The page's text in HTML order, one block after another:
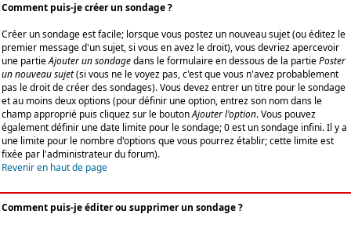
Comment puis-je créer un sondage ?
Créer un sondage est facile; lorsque vous postez un nouveau sujet (ou éditez le
premier message d'un sujet, si vous en avez le droit), vous devriez apercevoir
une partieAjouter un sondagedans le formulaire en dessous de la partiePoster
un nouveau sujet(si vous ne le voyez pas, c'est que vous n'avez probablement
pas le droit de créer des sondages). Vous devez entrer un titre pour le sondage
et au moins deux options (pour définir une option, entrez son nom dans le
champ approprié puis cliquez sur le boutonAjouter l'option. Vous pouvez
également définir une date limite pour le sondage; 0 est un sondage infini. Il y a
une limite pour le nombre d'options que vous pourrez établir; cette limite est
fixée par l'administrateur du forum).
Revenir en haut de page
Comment puis-je éditer ou supprimer un sondage ?